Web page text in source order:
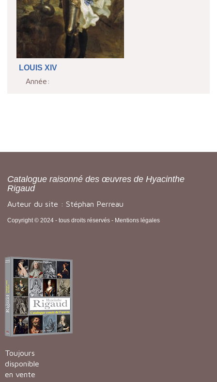
LOUIS XIV
Année:
Catalogue raisonné des œuvres de Hyacinthe
Rigaud
Auteur du site : Stéphan Perreau
Copyright © 2024 - tous droits réservés - Mentions légales
Toujours
disponible
en vente